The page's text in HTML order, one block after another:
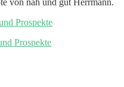
Prospekte
Prospekte